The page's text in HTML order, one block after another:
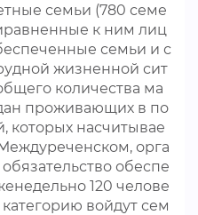
семьи (780 семе
к ним лиц
семьи и с
жизненной сит
количества ма
проживающих в по
которых насчитывае
орга
обеспе
120 челове
войдут сем